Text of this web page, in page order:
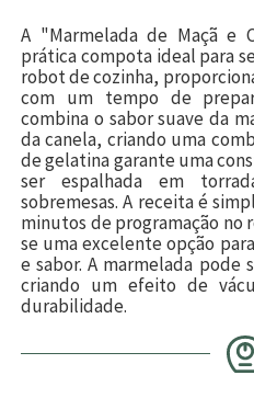
A "Marmelada de Maçã e
prática compota ideal para
robot de cozinha,
com um tempo de
combina o sabor suave da
da canela, criando uma
de gelatina garante uma
ser espalhada em
sobremesas. A receita é
minutos de programação
se uma excelente opção
e sabor. A marmelada pode
criando um efeito de
durabilidade.